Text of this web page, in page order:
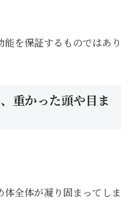
を保証するものではあり
重かった頭や目ま
全体が凝り固まってしま